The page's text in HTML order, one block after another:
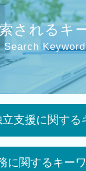
されるキ
Search Keyword
支援に関する
業資金 融資
に関するキー